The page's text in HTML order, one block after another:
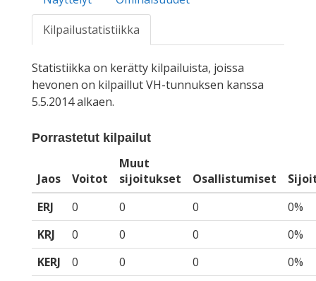
Kilpailustatistiikka
Statistiikka on kerätty kilpailuista, joissa
hevonen on kilpaillut VH-tunnuksen kanssa
5.5.2014 alkaen.
Porrastetut kilpailut
Jaos Voitot
Muut
sijoitukset
Osallistumiset
ERJ
0 0 0
0%
KRJ
0 0 0
0%
KERJ
0 0 0
0%